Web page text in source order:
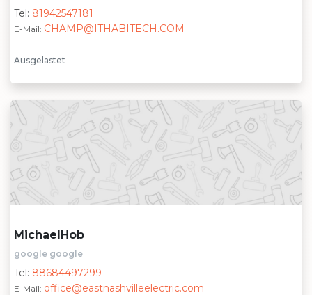
Tel: 81942547181
E-Mail: CHAMP@ITHABITECH.COM
Ausgelastet
MichaelHob
google google
Tel: 88684497299
E-Mail: office@eastnashvilleelectric.com